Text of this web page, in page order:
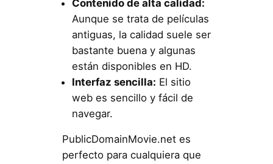
Contenido de alta calidad:
Aunque se trata de películas
antiguas, la calidad suele ser
bastante buena y algunas
están disponibles en HD.
Interfaz sencilla: El sitio
web es sencillo y fácil de
navegar.
PublicDomainMovie.net es
perfecto para cualquiera que